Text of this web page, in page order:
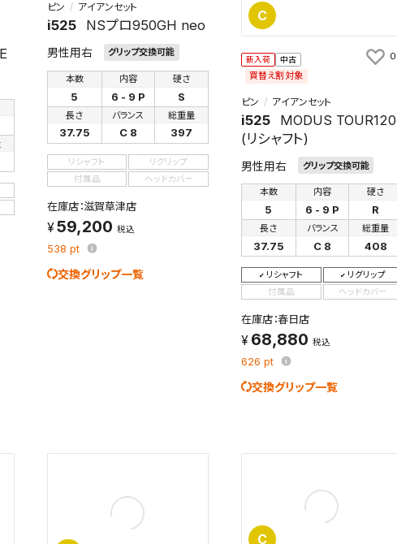
ピン アイアンセット
i525 NSプロ950GH neo
男性用右 グリップ交換可能
本数
5
内容
6 - 9 P
硬さ
S
長さ
37.75
バランス
C 8
総重量
397
リシャフト
リグリップ
付属品
ヘッドカバー
在庫店：滋賀草津店
59,200 税込
538 pt
交換グリップ一覧
C
新入荷 中古
買替え割対象
ピン アイアンセット
i525
MODUS TOUR120
(リシャフト)
男性用右 グリップ交換可能
本数
5
内容
6 - 9 P
硬さ
R
長さ
37.75
バランス
C 8
総重量
408
リシャフト
リグリップ
付属品
ヘッドカバー
在庫店：春日店
68,880 税込
626 pt
交換グリップ一覧
0
C